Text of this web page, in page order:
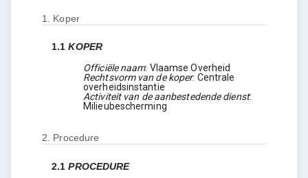
1. Koper
1.1KOPER
Officiële naam: Vlaamse Overheid
Rechtsvorm van de koper: Centrale
overheidsinstantie
Activiteit van de aanbestedende dienst:
Milieubescherming
2. Procedure
2.1PROCEDURE